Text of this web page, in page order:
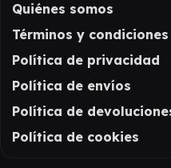
Quiénes somos
Términos y
Política de privacidad
Política de envíos
Política de
Política de cookies